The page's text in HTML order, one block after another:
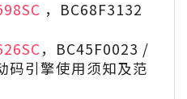
，BC68F3132
，BC45F0023 /
码引擎使用须知及范